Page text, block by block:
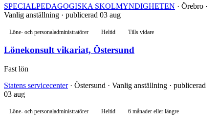
SPECIALPEDAGOGISKA SKOLMYNDIGHETEN · Örebro ·
Vanlig anställning · publicerad 03 aug
Löne- och personaladministratörer Heltid Tills vidare
Lönekonsult vikariat, Östersund
Fast lön
Statens servicecenter· Östersund · Vanlig anställning · publicerad
03 aug
Löne- och personaladministratörer Heltid 6 månader eller längre